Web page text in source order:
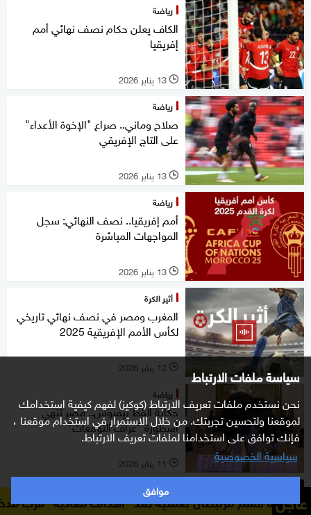
سياسة ملفات الارتباط
نحن نستخدم ملفات تعريف الارتباط (كوكيز) لفهم كيفية استخدامك
لموقعنا ولتحسين تجربتك. من خلال الاستمرار في استخدام موقعنا ،
فإنك توافق على استخدامنا لملفات تعريف الارتباط.
سياسية الخصوصية
موافق
رياضة
الكاف يعلن حكام نصف نهائي أمم
إفريقيا
l 13 يناير 2026
رياضة
صلاح وماني.. صراع "الإخوة الأعداء"
على التاج الإفريقي
l 13 يناير 2026
رياضة
أمم إفريقيا.. نصف النهائي: سجل
المواجهات المباشرة
l 13 يناير 2026
أثير الكرة
المغرب ومصر في نصف نهائي تاريخي
لكأس الأمم الإفريقية 2025
l 12 يناير 2026
رياضة
حكاية القط نيمبوس.. مصر تنهي
أسطورة "عراف التوقعات"
l 11 يناير 2026
رياضة
صلاح: هذه كلمة السر في الفوز على عاجل بعملية ضد "أهداف معادية" قرب مدخل مضيق هرمز